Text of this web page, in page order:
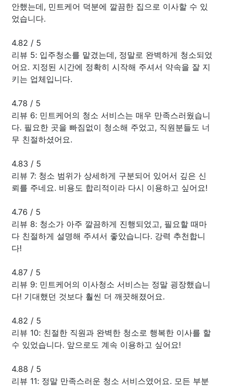
안했는데, 민트케어 덕분에 깔끔한 집으로 이사할 수 있
었습니다.
4.82 / 5
리뷰 5: 입주청소를 맡겼는데, 정말로 완벽하게 청소되었
어요. 지정된 시간에 정확히 시작해 주셔서 약속을 잘 지
키는 업체입니다.
4.78 / 5
리뷰 6: 민트케어의 청소 서비스는 매우 만족스러웠습니
다. 필요한 곳을 빠짐없이 청소해 주었고, 직원분들도 너
무 친절하셨어요.
4.83 / 5
리뷰 7: 청소 범위가 상세하게 구분되어 있어서 깊은 신
뢰를 주네요. 비용도 합리적이라 다시 이용하고 싶어요!
4.76 / 5
리뷰 8: 청소가 아주 깔끔하게 진행되었고, 필요할 때마
다 친절하게 설명해 주셔서 좋았습니다. 강력 추천합니
다!
4.87 / 5
리뷰 9: 민트케어의 이사청소 서비스는 정말 굉장했습니
다! 기대했던 것보다 훨씬 더 깨끗해졌어요.
4.82 / 5
리뷰 10: 친절한 직원과 완벽한 청소로 행복한 이사를 할
수 있었습니다. 앞으로도 계속 이용하고 싶어요!
4.88 / 5
리뷰 11: 정말 만족스러운 청소 서비스였어요. 모든 부분